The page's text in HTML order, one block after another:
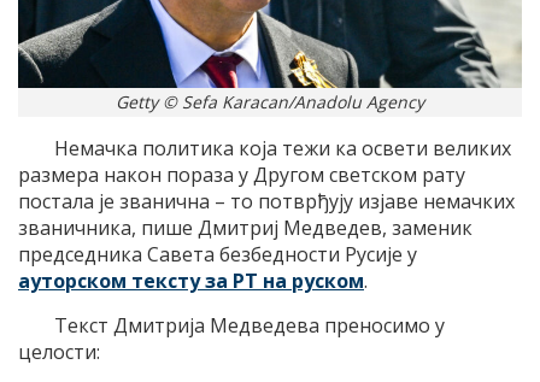
Getty © Sefa Karacan/Anadolu Agency
Немачка политика која тежи ка освети великих
размера након пораза у Другом светском рату
постала је званична – то потврђују изјаве немачких
званичника, пише Дмитриј Медведев, заменик
председника Савета безбедности Русије у
ауторском тексту за РТ на руском.
Текст Дмитрија Медведева преносимо у
целости: